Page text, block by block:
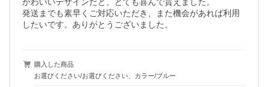
発送までも素早くご対応いただき、また機会があれば利用
したいです。ありがとうございました。
購入した商品
お選びください/お選びください、カラー/ブルー